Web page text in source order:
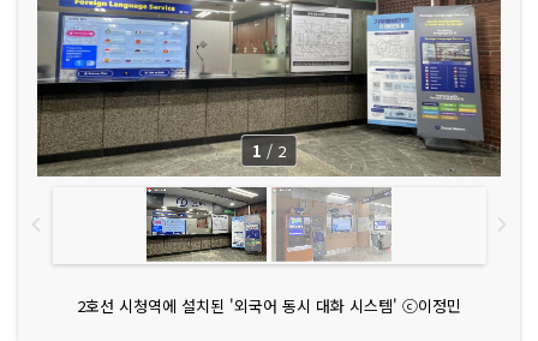
2호선 시청역에 설치된 '외국어 동시 대화 시스템' ⓒ이정민
1 / 2